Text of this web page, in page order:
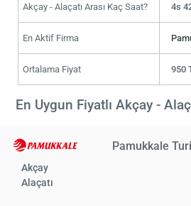
Akçay - Alaçatı Arası Kaç Saat? 4s
En Aktif Firma
Ortalama Fiyat 950
En Uygun Fiyatlı Akçay -
Pamukkale
Akçay
Alaçatı